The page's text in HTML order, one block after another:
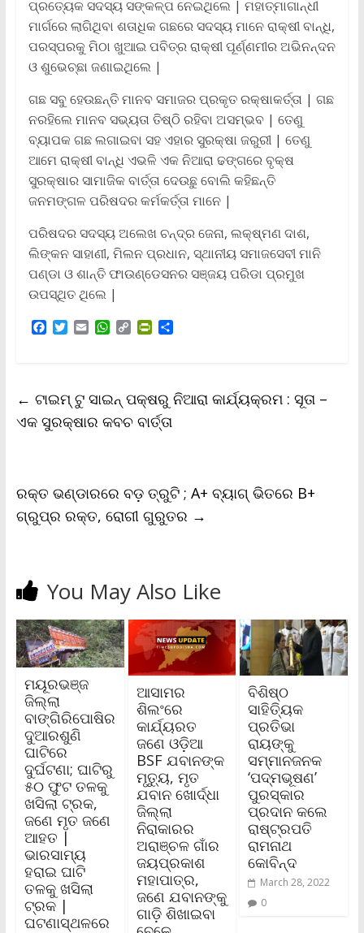
ପ୍ରତ୍ୟେକ ସଦସ୍ୟ ସଙ୍କଳ୍ପ ନେଇଥିଲେ | ମହାତ୍ମାଗାନ୍ଧୀ
ମାର୍ଗରେ ଲାଗିଥିବା ଶତାଧିକ ଗଛରେ ସଦସ୍ୟ ମାନେ ରାକ୍ଷୀ ବାନ୍ଧି,
ପରସ୍ପରକୁ ମିଠା ଖୁଆଇ ପବିତ୍ର ରାକ୍ଷୀ ପୂର୍ଣ୍ଣମୀର ଅଭିନନ୍ଦନ
ଓ ଶୁଭେଚ୍ଛା ଜଣାଇଥିଲେ |
ଗଛ ସବୁ ହେଉଛନ୍ତି ମାନବ ସମାଜର ପ୍ରକୃତ ରକ୍ଷାକର୍ତ୍ତା | ଗଛ
ନରହିଲେ ମାନବ ସଭ୍ୟତା ତିଷ୍ଠି ରହିବା ଅସମ୍ଭବ | ତେଣୁ
ବ୍ୟାପକ ଗଛ ଲଗାଇବା ସହ ଏହାର ସୁରକ୍ଷା ଜରୁରୀ | ତେଣୁ
ଆମେ ରାକ୍ଷୀ ବାନ୍ଧି ଏଭଳି ଏକ ନିଆରା ଢଙ୍ଗରେ ବୃକ୍ଷ
ସୁରକ୍ଷାର ସାମାଜିକ ବାର୍ତ୍ତା ଦେଉଛୁ ବୋଲି କହିଛନ୍ତି
ଜନମଙ୍ଗଳ ପରିଷଦର କର୍ମକର୍ତ୍ତା ମାନେ |
ପରିଷଦର ସଦସ୍ୟ ଅଲେଖ ଚନ୍ଦ୍ର ଜେନା, ଲକ୍ଷ୍ମଣ ଦାଶ,
ଲିଙ୍କନ ସାହାଣୀ, ମିଲନ ପ୍ରଧାନ, ସ୍ଥାନୀୟ ସମାଜସେବୀ ମାନି
ପଣ୍ଡା ଓ ଶାନ୍ତି ଫାଉଣ୍ଡେସନର ସଞ୍ଜୟ ପରିଡା ପ୍ରମୁଖ
ଉପସ୍ଥିତ ଥିଲେ |
F
o
o
k
T
e
r
E
W
A
p
p
C
i
n
k
P
F
r
i
l
y
S
← ଟାଇମ୍ ଟୁ ସାଇନ୍ ପକ୍ଷରୁ ନିଆରା କାର୍ଯ୍ୟକ୍ରମ : ସୂତା –
ଏକ ସୁରକ୍ଷାର କବଚ ବାର୍ତ୍ତା
ରକ୍ତ ଭଣ୍ଡାରରେ ବଡ଼ ତ୍ରୁଟି ; A+ ବ୍ୟାଗ୍ ଭିତରେ B+
ଗ୍ରୁପ୍‌ର ରକ୍ତ, ରୋଗୀ ଗୁରୁତର →
You May Also Like
ମୟୂରଭଞ୍ଜ
ଜିଲ୍ଲା
ବାଙ୍ଗିରିପୋଷିର
ଦୁଆରଶୁଣି
ଘାଟିରେ
ଦୁର୍ଘଟଣା; ଘାଟିରୁ
୫୦ ଫୁଟ ତଳକୁ
ଖସିଲା ଟ୍ରକ,
ଜଣେ ମୃତ ଜଣେ
ଆହତ |
ଭାରସାମ୍ୟ
ହରାଇ ଘାଟି
ତଳକୁ ଖସିଲା
ଟ୍ରକ |
ଘଟଣାସ୍ଥଳରେ
ଆସାମର
ଶିଲଂରେ
କାର୍ଯ୍ୟରତ
ଜଣେ ଓଡ଼ିଆ
BSF ଯବାନଙ୍କ
ମୃତ୍ୟୁ, ମୃତ
ଯବାନ ଖୋର୍ଦ୍ଧା
ଜିଲ୍ଲା
ନିରାକାରର
ଅରାଞ୍ଚଳ ଗାଁର
ଜୟପ୍ରକାଶ
ମହାପାତ୍ର,
ଜଣେ ଯବାନଙ୍କୁ
ଗାଡ଼ି ଶିଖାଇବା
ବିଶିଷ୍ଠ
ସାହିତ୍ୟିକ
ପ୍ରତିଭା
ରାୟଙ୍କୁ
ସମ୍ମାନଜନକ
‘ପଦ୍ମଭୂଷଣ’
ପୁରସ୍କାର
ପ୍ରଦାନ କଲେ
ରାଷ୍ଟ୍ରପତି
ରାମନାଥ
କୋବିନ୍ଦ
March 28, 2022
0